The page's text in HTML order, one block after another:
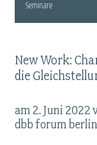
New Work:
die
am 2. Juni 2022
dbb forum
Seminare